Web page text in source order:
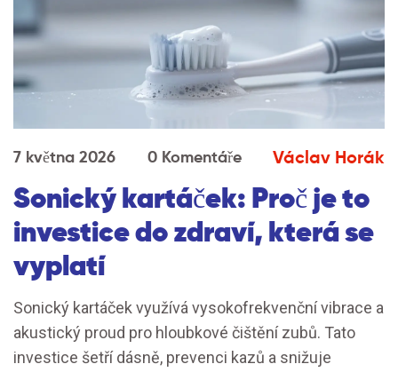
7 května 2026 0 Komentáře Václav Horák
Sonický kartáček: Proč je to
investice do zdraví, která se
vyplatí
Sonický kartáček využívá vysokofrekvenční vibrace a
akustický proud pro hloubkové čištění zubů. Tato
investice šetří dásně, prevenci kazů a snižuje